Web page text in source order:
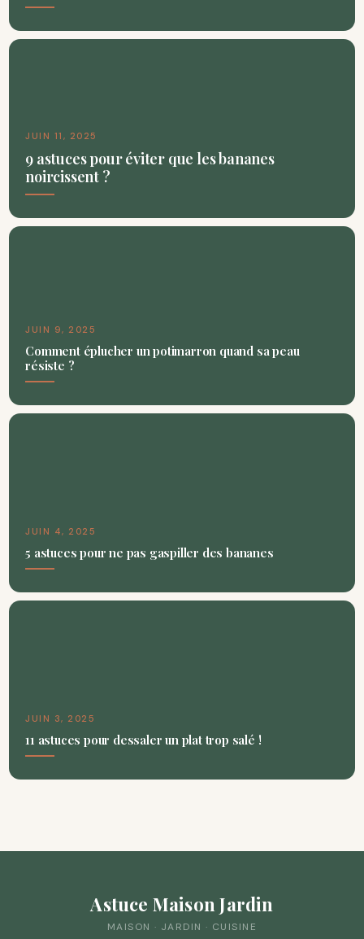
JUIN 11, 2025
9 astuces pour éviter que les bananes
noircissent ?
JUIN 9, 2025
Comment éplucher un potimarron quand sa peau
résiste ?
JUIN 4, 2025
5 astuces pour ne pas gaspiller des bananes
JUIN 3, 2025
11 astuces pour dessaler un plat trop salé !
Astuce Maison Jardin
MAISON · JARDIN · CUISINE